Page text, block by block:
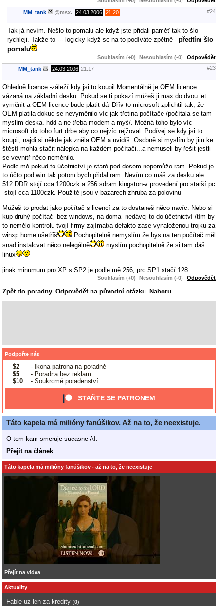
MM_tank @msx. 24.03.2006 21:20 #24
Tak já nevím. Nešlo to pomalu ale když jste přidali paměť tak to šlo
rychleji. Takže to --- logicky když se na to podíváte zpětně - předtím šlo
pomalu
Souhlasím (+0) Nesouhlasím (-0) Odpovědět
MM_tank 24.03.2006 21:17 #23
Ohledně licence -záleží kdy jsi to koupil.Momentálně je OEM licence
vázaná na základní desku. Pokud se ti pokazí můžeš ji max do dvou let
vyměnit a OEM licence bude platit dál Dřív to microsoft zplichtil tak, že
OEM platila dokud se nevyměnilo víc jak třetina počítače /počítala se tam
myslím deska, hdd a ne třeba modem a myš/. Možná toho bylo víc
microsoft do toho furt drbe aby co nejvíc rejžoval. Podívej se kdy jsi to
koupil, najdi si někde jak zněla OEM a uvidíš. Osobně si myslím by jim ke
štěstí mohla stačit nálepka na každém počítači...a nemuseli by řešit jestli
se vevnitř něco neměnilo.
Podle mě pokud to účetnictví je staré pod dosem nepomůže ram. Pokud je
to účto pod win tak potom bych přidal ram. Nevím co máš za desku ale
512 DDR stojí cca 1200czk a 256 sdram kingston-v provedení pro starší pc
-stojí cca 1100czk. Použité jsou v bazarech zhruba za polovinu.
Můžeš to prodat jako počítač s licencí za to dostaneš něco navíc. Nebo si
kup druhý počítač- bez windows, na doma- nedávej to do účetnictví /tím by
to nemělo kontrolu tvojí firmy zajímat/a defakto zase vynaloženou trojku za
winxp home ušetříš
Pochopitelně nemyslím že bys na ten počítač měl
snad instalovat něco nelegálně
myslím pochopitelně že si tam dáš
linux
jinak minumum pro XP s SP2 je podle mě 256, pro SP1 stačí 128.
Souhlasím (+0) Nesouhlasím (-0) Odpovědět
Zpět do poradny Odpovědět na původní otázku Nahoru
Podpořte nás
$2
- Ikona patrona na poradně
$5
- Poradna bez reklam
$10
- Soukromé poradenství
STAŇTE SE PATRONEM
Táto kapela má milióny fanúšikov. Až na to, že neexistuje.
O tom kam smeruje sucasne AI.
Přejít na článek
Táto kapela má milióny fanúšikov - až na to, že neexistuje
Přejít na videa
Aktuality
Fable uz len za kredity (0)